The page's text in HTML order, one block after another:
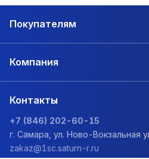
Покупателям
Компания
Контакты
+7 (846) 202-60-15
г. Самара, ул. Ново-Вокзальная
zakaz@1sc.saturn-r.ru